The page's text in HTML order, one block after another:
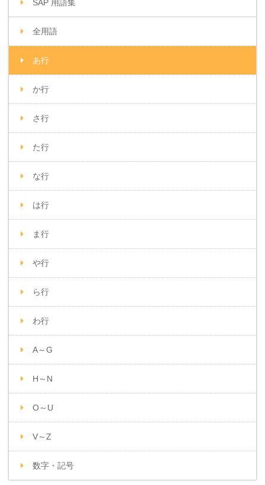
SAP 用語集
全用語
あ行
か行
さ行
た行
な行
は行
ま行
や行
ら行
わ行
A～G
H～N
O～U
V～Z
数字・記号